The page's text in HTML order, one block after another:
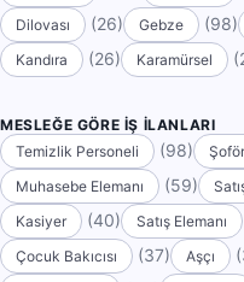
Dilovası (26) Gebze (98)
Kandıra (26) Karamürsel
MESLEĞE GÖRE İŞ İLANLARI
Temizlik Personeli
(98) Şoför
Muhasebe Elemanı (59)
Kasiyer (40) Satış Elemanı
Çocuk Bakıcısı (37) Aşçı